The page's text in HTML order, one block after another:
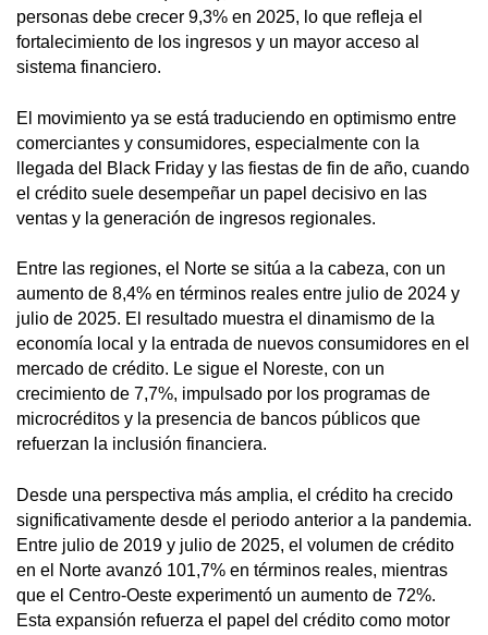
personas debe crecer 9,3% en 2025, lo que refleja el
fortalecimiento de los ingresos y un mayor acceso al
sistema financiero.
El movimiento ya se está traduciendo en optimismo entre
comerciantes y consumidores, especialmente con la
llegada del Black Friday y las fiestas de fin de año, cuando
el crédito suele desempeñar un papel decisivo en las
ventas y la generación de ingresos regionales.
Entre las regiones, el Norte se sitúa a la cabeza, con un
aumento de 8,4% en términos reales entre julio de 2024 y
julio de 2025. El resultado muestra el dinamismo de la
economía local y la entrada de nuevos consumidores en el
mercado de crédito. Le sigue el Noreste, con un
crecimiento de 7,7%, impulsado por los programas de
microcréditos y la presencia de bancos públicos que
refuerzan la inclusión financiera.
Desde una perspectiva más amplia, el crédito ha crecido
significativamente desde el periodo anterior a la pandemia.
Entre julio de 2019 y julio de 2025, el volumen de crédito
en el Norte avanzó 101,7% en términos reales, mientras
que el Centro-Oeste experimentó un aumento de 72%.
Esta expansión refuerza el papel del crédito como motor